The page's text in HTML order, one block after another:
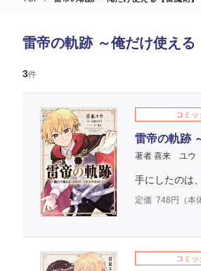
雷帝の軌跡 ～俺だけ使え
3件
コミッ
雷帝の軌跡
著者 喜来 ユウ
手にしたのは
定価 748 円（本
コミッ